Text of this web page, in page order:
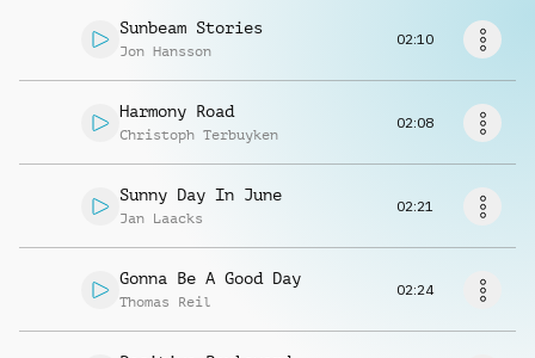
Sunbeam Stories
Jon Hansson
02:10
Harmony Road
Christoph Terbuyken
02:08
Sunny Day In June
Jan Laacks
02:21
Gonna Be A Good Day
Thomas Reil
02:24